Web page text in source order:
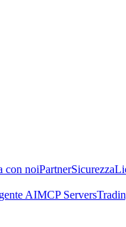
con noiPartnerSicurezza
AIMCP Servers